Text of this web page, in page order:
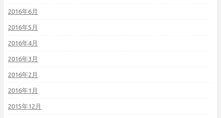
2016年6月
2016年5月
2016年4月
2016年3月
2016年2月
2016年1月
2015年12月